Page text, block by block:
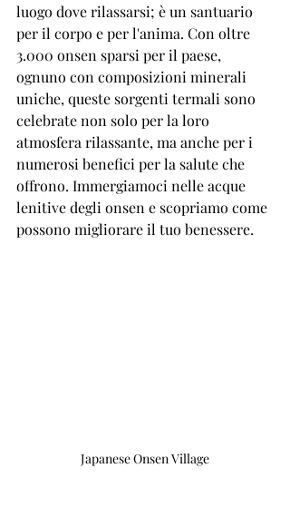
luogo dove rilassarsi; è un santuario
per il corpo e per l'anima. Con oltre
3.000 onsen sparsi per il paese,
ognuno con composizioni minerali
uniche, queste sorgenti termali sono
celebrate non solo per la loro
atmosfera rilassante, ma anche per i
numerosi benefici per la salute che
offrono. Immergiamoci nelle acque
lenitive degli onsen e scopriamo come
possono migliorare il tuo benessere.
Japanese Onsen Village